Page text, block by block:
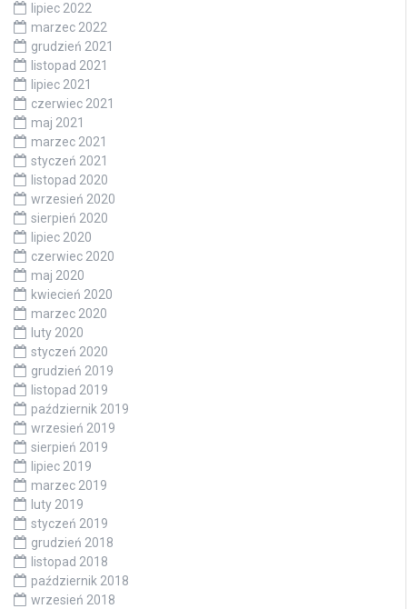
lipiec 2022
marzec 2022
grudzień 2021
listopad 2021
lipiec 2021
czerwiec 2021
maj 2021
marzec 2021
styczeń 2021
listopad 2020
wrzesień 2020
sierpień 2020
lipiec 2020
czerwiec 2020
maj 2020
kwiecień 2020
marzec 2020
luty 2020
styczeń 2020
grudzień 2019
listopad 2019
październik 2019
wrzesień 2019
sierpień 2019
lipiec 2019
marzec 2019
luty 2019
styczeń 2019
grudzień 2018
listopad 2018
październik 2018
wrzesień 2018